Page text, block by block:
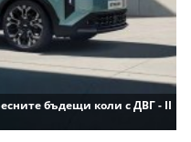
бъдещи коли с ДВГ - II